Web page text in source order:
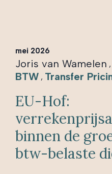
mei 2026
Joris van Wamelen ,
BTW , Transfer
EU-Hof:
binnen de
btw-belaste